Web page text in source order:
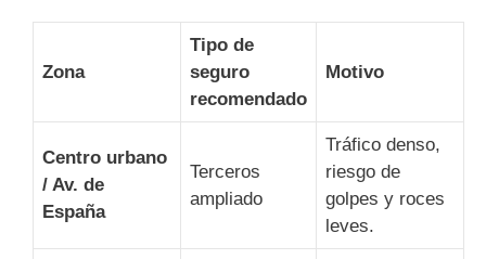
Zona
Tipo de
seguro
recomendado
Motivo
Centro urbano
/ Av. de
España
Terceros
ampliado
Tráfico denso,
riesgo de
golpes y roces
leves.